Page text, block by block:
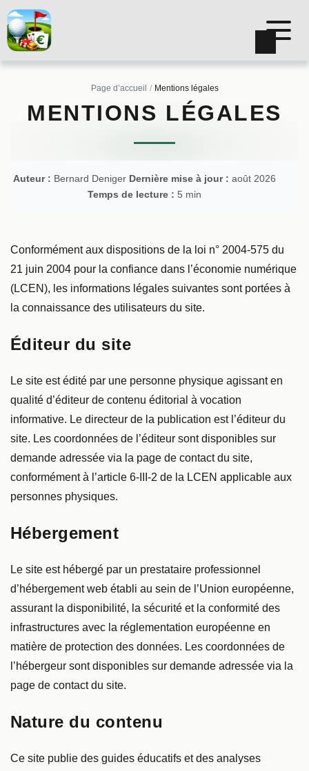
Page d’accueil Mentions légales
MENTIONS LÉGALES
Auteur : Bernard Deniger Dernière mise à jour : août 2026
Temps de lecture : 5 min
Conformément aux dispositions de la loi n° 2004-575 du
21 juin 2004 pour la confiance dans l’économie numérique
(LCEN), les informations légales suivantes sont portées à
la connaissance des utilisateurs du site.
Éditeur du site
Le site est édité par une personne physique agissant en
qualité d’éditeur de contenu éditorial à vocation
informative. Le directeur de la publication est l’éditeur du
site. Les coordonnées de l’éditeur sont disponibles sur
demande adressée via la page de contact du site,
conformément à l’article 6-III-2 de la LCEN applicable aux
personnes physiques.
Hébergement
Le site est hébergé par un prestataire professionnel
d’hébergement web établi au sein de l’Union européenne,
assurant la disponibilité, la sécurité et la conformité des
infrastructures avec la réglementation européenne en
matière de protection des données. Les coordonnées de
l’hébergeur sont disponibles sur demande adressée via la
page de contact du site.
Nature du contenu
Ce site publie des guides éducatifs et des analyses